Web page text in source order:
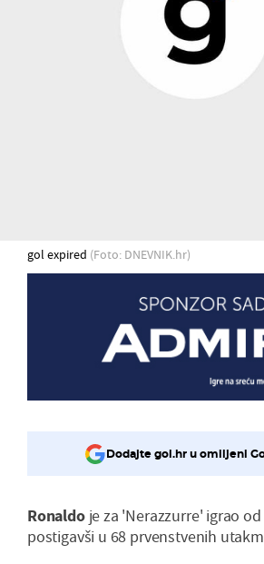
gol expired (Foto: DNEVNIK.hr)
Dodajte gol.hr u omiljeni
Ronaldoje za 'Nerazzurre' igrao od
postigavši u 68 prvenstvenih